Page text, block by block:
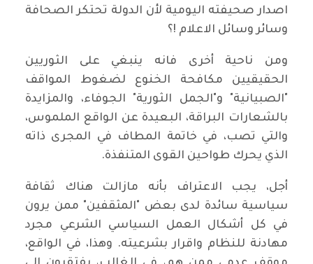
اصدار صحيفته اليومية لأن الدولة تحتكر الصحافة
وسائر وسائل الاعلام !؟
ومن ناحية أخرى فانه ينبغي على الثوريين
الحقيقيين مكافحة الخنوع لضغوط المواقف
"الصبيانية" و"الجمل الثورية" الجوفاء، والمزايدة
بالشعارات البراقة، البعيدة عن الواقع الملموس،
والتي تصب، في خاتمة المطاف في المجرى ذاته
الذي يحرك طواحين القوى المتنفذة.
أجل، يجب الاعتراف بأنه مازالت هناك ثقافة
سياسية سائدة لدى بعض "المثقفين" ممن يرون
في كل أشكال العمل السياسي الشرعي مجرد
مهادنة للنظام واقرار بشرعيته. وهذا، في الواقع،